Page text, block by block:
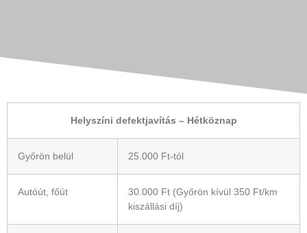
Helyszíni defektjavítás – Hétköznap
Győrön belül 25.000 Ft-tól
Autóút, főút
30.000 Ft (Győrön kívül 350 Ft/km
kiszállási díj)